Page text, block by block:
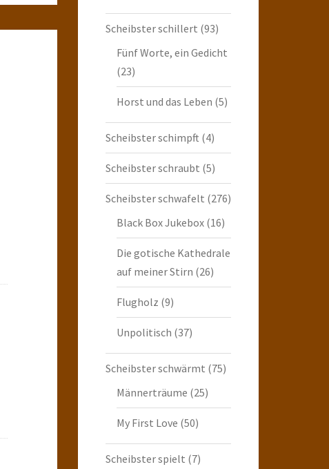
Scheibster schillert (93)
Fünf Worte, ein Gedicht
(23)
Horst und das Leben (5)
Scheibster schimpft (4)
Scheibster schraubt (5)
Scheibster schwafelt (276)
Black Box Jukebox(16)
Die gotische Kathedrale
auf meiner Stirn (26)
Flugholz (9)
Unpolitisch (37)
Scheibster schwärmt (75)
Männerträume (25)
My First Love (50)
Scheibster spielt (7)